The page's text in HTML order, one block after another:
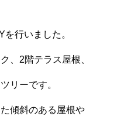
行いました。
、2階テラス屋根、
リーです。
傾斜のある屋根や